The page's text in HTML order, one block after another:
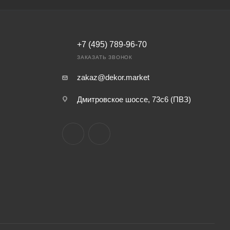
+7 (495) 789-96-70
ЗАКАЗАТЬ ЗВОНОК
zakaz@dekor.market
Дмитровское шоссе, 73с6 (ПВЗ)